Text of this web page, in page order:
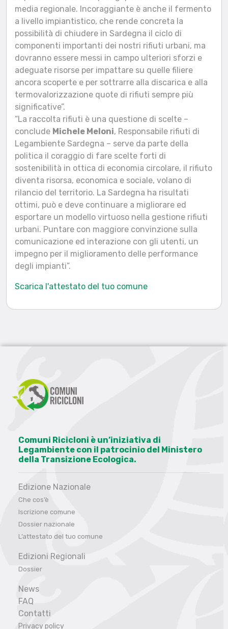
media regionale. Incoraggiante è anche il fermento
a livello impiantistico, che rende concreta la
possibilità di chiudere in Sardegna il ciclo di
componenti importanti dei nostri rifiuti urbani, ma
dovranno essere messi in campo ulteriori sforzi e
adeguate risorse per impattare su quelle filiere
ancora scoperte e per sottrarre alla discarica e alla
termovalorizzazione quote di rifiuti sempre più
significative”.
“La raccolta rifiuti è una questione di scelte –
conclude Michele Meloni, Responsabile rifiuti di
Legambiente Sardegna – serve da parte della
politica il coraggio di fare scelte forti di
sostenibilità in ottica di economia circolare, il rifiuto
diventa risorsa, economica e sociale, volano di
rilancio del territorio. La Sardegna ha risultati
ottimi, può e deve continuare a migliorare ed
esportare un modello virtuoso nella gestione rifiuti
urbani. Puntare con maggiore convinzione sulla
comunicazione ed interazione con gli utenti, un
impegno per il miglioramento delle performance
degli impianti”.
Scarica l'attestato del tuo comune
Comuni Ricicloni è un’iniziativa di
Legambiente con il patrocinio del Ministero
della Transizione Ecologica.
Edizione Nazionale
Che cos’è
Iscrizione comune
Dossier nazionale
L’attestato del tuo comune
Edizioni Regionali
Dossier
News
FAQ
Contatti
Privacy policy